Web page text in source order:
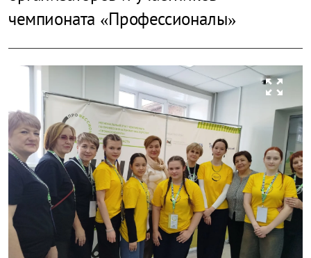
чемпионата «Профессионалы»
zoom_out_map